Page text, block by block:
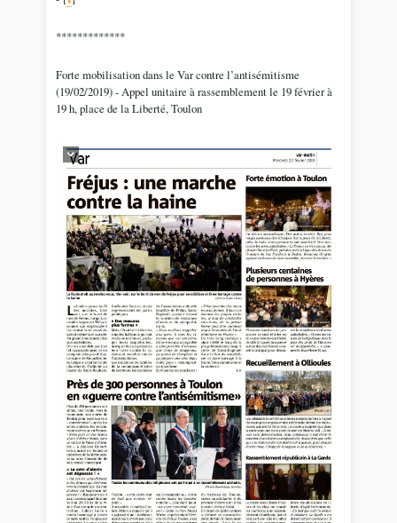
*************
Forte mobilisation dans le Var contre l’antisémitisme
(19/02/2019) - Appel unitaire à rassemblement le 19 février à
19 h, place de la Liberté, Toulon